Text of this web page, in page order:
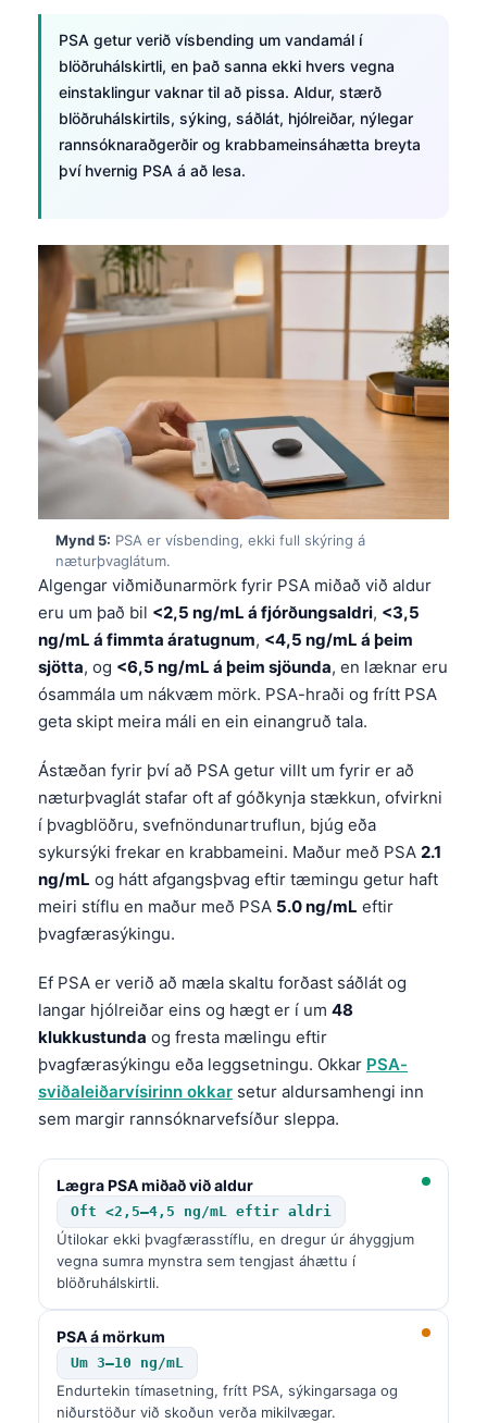
PSA getur verið vísbending um vandamál í
blöðruhálskirtli, en það sanna ekki hvers vegna
einstaklingur vaknar til að pissa. Aldur, stærð
blöðruhálskirtils, sýking, sáðlát, hjólreiðar, nýlegar
rannsóknaraðgerðir og krabbameinsáhætta breyta
því hvernig PSA á að lesa.
Mynd 5: PSA er vísbending, ekki full skýring á
næturþvaglátum.
Algengar viðmiðunarmörk fyrir PSA miðað við aldur
eru um það bil <2,5 ng/mL á fjórðungsaldri, <3,5
ng/mL á fimmta áratugnum, <4,5 ng/mL á þeim
sjötta, og <6,5 ng/mL á þeim sjöunda, en læknar eru
ósammála um nákvæm mörk. PSA-hraði og frítt PSA
geta skipt meira máli en ein einangruð tala.
Ástæðan fyrir því að PSA getur villt um fyrir er að
næturþvaglát stafar oft af góðkynja stækkun, ofvirkni
í þvagblöðru, svefnöndunartruflun, bjúg eða
sykursýki frekar en krabbameini. Maður með PSA 2.1
ng/mL og hátt afgangsþvag eftir tæmingu getur haft
meiri stíflu en maður með PSA 5.0 ng/mL eftir
þvagfærasýkingu.
Ef PSA er verið að mæla skaltu forðast sáðlát og
langar hjólreiðar eins og hægt er í um 48
klukkustunda og fresta mælingu eftir
þvagfærasýkingu eða leggsetningu. Okkar PSA-
sviðaleiðarvísirinn okkar setur aldursamhengi inn
sem margir rannsóknarvefsíður sleppa.
Lægra PSA miðað við aldur
Oft <2,5–4,5 ng/mL eftir aldri
Útilokar ekki þvagfærasstíflu, en dregur úr áhyggjum
vegna sumra mynstra sem tengjast áhættu í
blöðruhálskirtli.
PSA á mörkum
Um 3–10 ng/mL
Endurtekin tímasetning, frítt PSA, sýkingarsaga og
niðurstöður við skoðun verða mikilvægar.
العربية المغربية
Afrikaans
ພາສາລາວ
Basa Jawa
Cebuano
ئۇيغۇرچە
Татар теле
Беларуская мова
Esperanto
Norsk bokmål